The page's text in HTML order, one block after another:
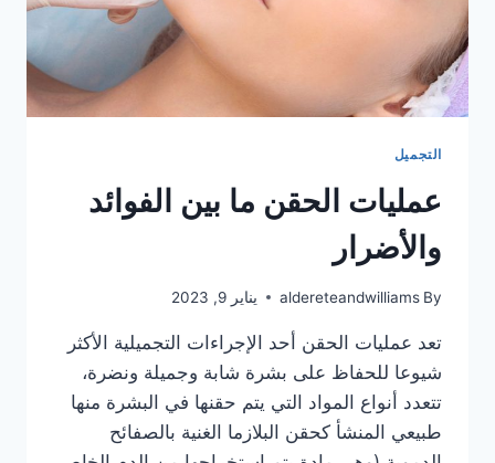
التجميل
عمليات الحقن ما بين الفوائد
والأضرار
By
aldereteandwilliams يناير 9, 2023
تعد عمليات الحقن أحد الإجراءات التجميلية الأكثر
شيوعا للحفاظ على بشرة شابة وجميلة ونضرة،
تتعدد أنواع المواد التي يتم حقنها في البشرة منها
طبيعي المنشأ كحقن البلازما الغنية بالصفائح